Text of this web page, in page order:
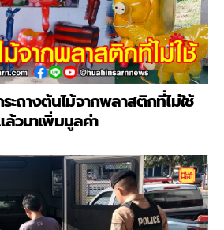
ะถางต้นไม้จากพลาสติกที่ไม่ใช้
ล้วมาเพิ่มมูลค่า